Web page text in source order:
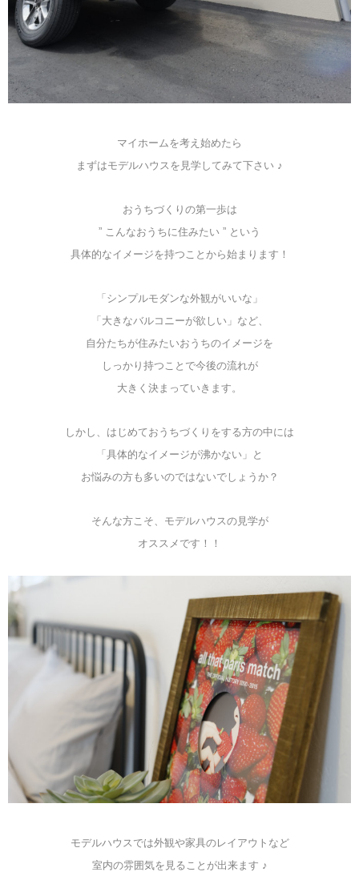
マイホームを考え始めたら
まずはモデルハウスを見学してみて下さい ♪
おうちづくりの第一歩は
” こんなおうちに住みたい ” という
具体的なイメージを持つことから始まります！
「シンプルモダンな外観がいいな」
「大きなバルコニーが欲しい」など、
自分たちが住みたいおうちのイメージを
しっかり持つことで今後の流れが
大きく決まっていきます。
しかし、はじめておうちづくりをする方の中には
「具体的なイメージが沸かない」と
お悩みの方も多いのではないでしょうか？
そんな方こそ、モデルハウスの見学が
オススメです！！
モデルハウスでは外観や家具のレイアウトなど
室内の雰囲気を見ることが出来ます ♪